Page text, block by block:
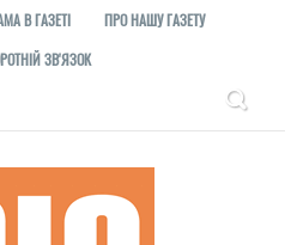
В ГАЗЕТІ
ПРО НАШУ ГАЗЕТУ
ЗВ'ЯЗОК